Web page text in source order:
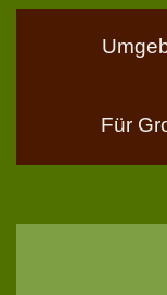
Für